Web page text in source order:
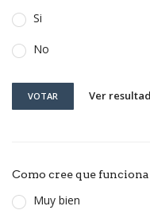
Si
No
VOTAR Ver
Como cree que
Muy bien